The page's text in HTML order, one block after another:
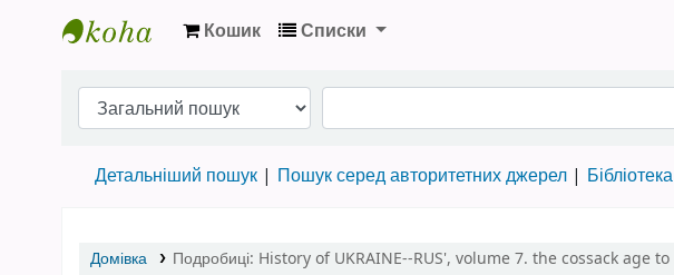
Кошик Списки
Детальніший пошук Пошук серед авторитетних джерел Бібліотека
Домівка Подробиці: History of UKRAINE--RUS', volume 7. the cossack age to